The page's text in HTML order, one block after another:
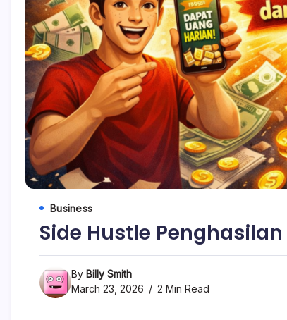
Business
Side Hustle
By Billy Smith
March 23, 2026
2 Min Read